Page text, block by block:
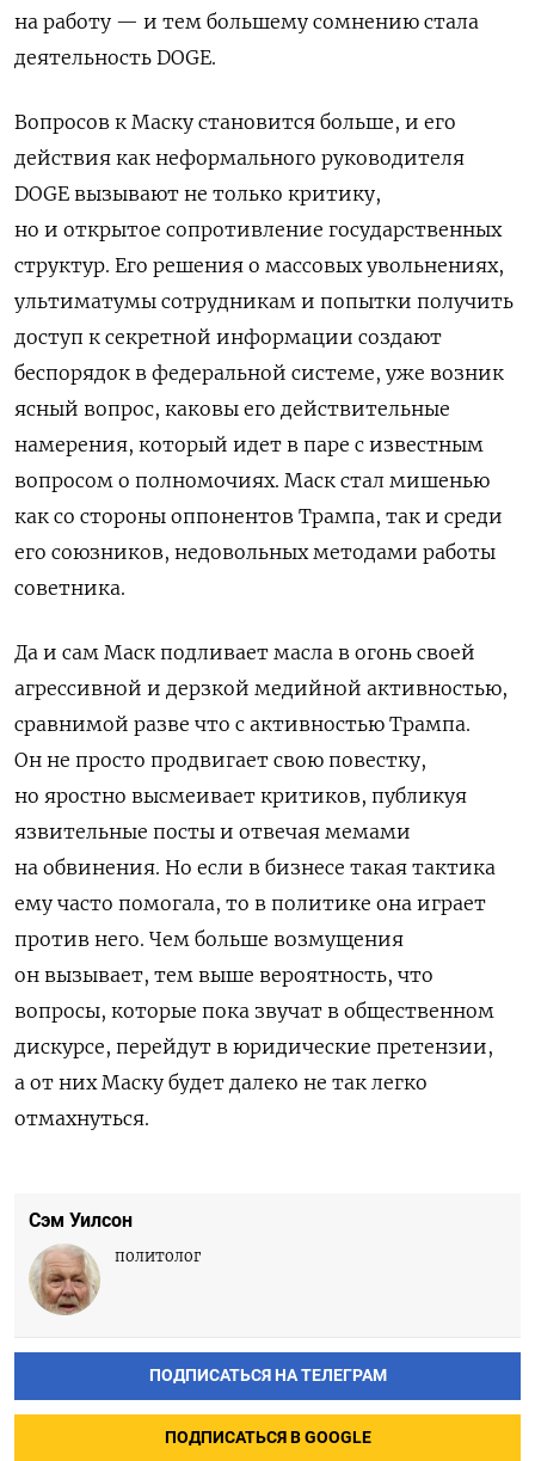
на работу — и тем большему сомнению стала
деятельность DOGE.
Вопросов к Маску становится больше, и его
действия как неформального руководителя
DOGE вызывают не только критику,
но и открытое сопротивление государственных
структур. Его решения о массовых увольнениях,
ультиматумы сотрудникам и попытки получить
доступ к секретной информации создают
беспорядок в федеральной системе, уже возник
ясный вопрос, каковы его действительные
намерения, который идет в паре с известным
вопросом о полномочиях. Маск стал мишенью
как со стороны оппонентов Трампа, так и среди
его союзников, недовольных методами работы
советника.
Да и сам Маск подливает масла в огонь своей
агрессивной и дерзкой медийной активностью,
сравнимой разве что с активностью Трампа.
Он не просто продвигает свою повестку,
но яростно высмеивает критиков, публикуя
язвительные посты и отвечая мемами
на обвинения. Но если в бизнесе такая тактика
ему часто помогала, то в политике она играет
против него. Чем больше возмущения
он вызывает, тем выше вероятность, что
вопросы, которые пока звучат в общественном
дискурсе, перейдут в юридические претензии,
а от них Маску будет далеко не так легко
отмахнуться.
Сэм Уилсон
политолог
ПОДПИСАТЬСЯ НА ТЕЛЕГРАМ
ПОДПИСАТЬСЯ В GOOGLE